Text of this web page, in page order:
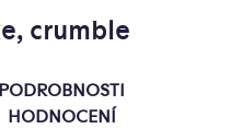
crumble
PODROBNOSTI
HODNOCENÍ